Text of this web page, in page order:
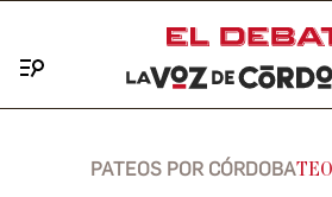
PATEOS POR CÓRDOBA